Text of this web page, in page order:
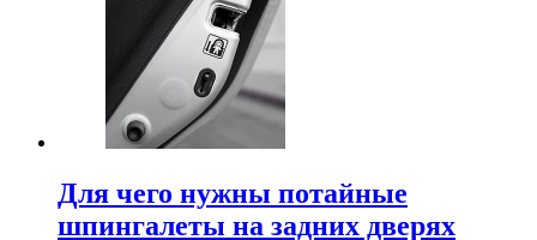
Для чего нужны потайные
шпингалеты на задних дверях